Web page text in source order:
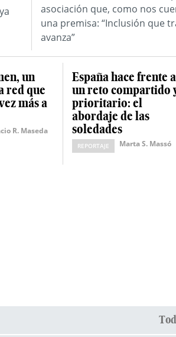
asociación que, como nos
una premisa: “Inclusión que
avanza”
un
red que
más a
R. Maseda
España hace frente a
un reto compartido
prioritario: el
abordaje de las
soledades
REPORTAJE Marta S. Massó